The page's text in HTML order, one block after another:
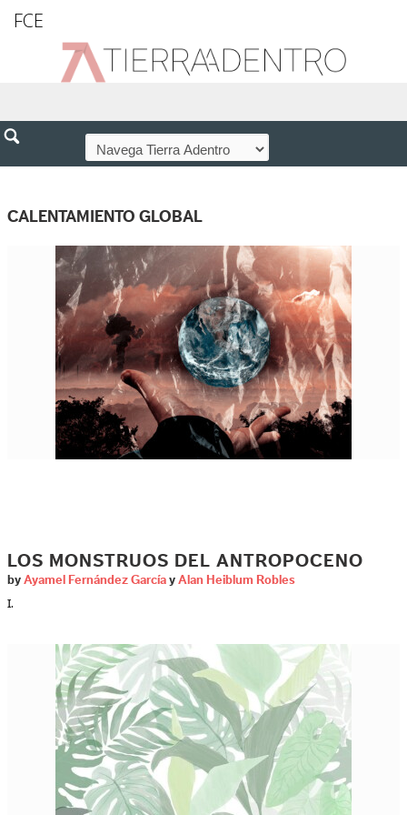
FCE
CALENTAMIENTO GLOBAL
LOS MONSTRUOS DEL ANTROPOCENO
by Ayamel Fernández García y Alan Heiblum Robles
I.